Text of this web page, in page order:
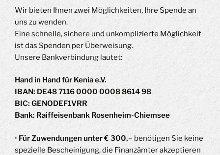
Wir bieten Ihnen zwei Möglichkeiten, Ihre Spende an
uns zu wenden.
Eine schnelle, sichere und unkomplizierte Möglichkeit
ist das Spenden per Überweisung.
Unsere Bankverbindung lautet:
Hand in Hand für Kenia e.V.
IBAN: DE48 7116 0000 0008 8614 98
BIC: GENODEF1VRR
Bank: Raiffeisenbank Rosenheim-Chiemsee
• Für Zuwendungen unter € 300,– benötigen Sie keine
spezielle Bescheinigung, die Finanzämter akzeptieren